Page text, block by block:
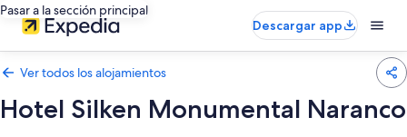
Pasar a la sección principal
Descargar app
Ver todos los alojamientos
Hotel Silken Monumental Naranco